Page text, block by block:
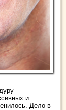
и
Дело в